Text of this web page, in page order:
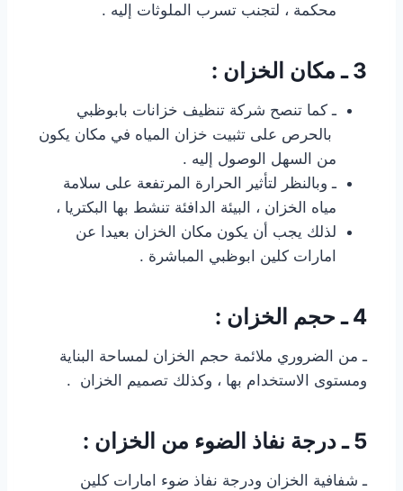
محكمة ، لتجنب تسرب الملوثات إليه .
3 ـ مكان الخزان :
ـ كما تنصح شركة تنظيف خزانات بابوظبي
بالحرص على تثبيت خزان المياه في مكان يكون
من السهل الوصول إليه .
ـ وبالنظر لتأثير الحرارة المرتفعة على سلامة
مياه الخزان ، البيئة الدافئة تنشط بها البكتريا ،
لذلك يجب أن يكون مكان الخزان بعيدا عن
امارات كلين ابوظبي المباشرة .
4 ـ حجم الخزان :
ـ من الضروري ملائمة حجم الخزان لمساحة البناية
ومستوى الاستخدام بها ، وكذلك تصميم الخزان .
5 ـ درجة نفاذ الضوء من الخزان :
ـ شفافية الخزان ودرجة نفاذ ضوء امارات كلين